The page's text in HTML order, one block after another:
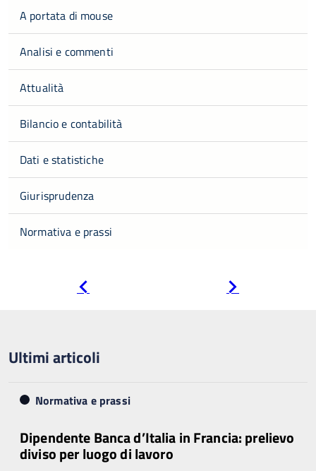
A portata di mouse
Analisi e commenti
Attualità
Bilancio e contabilità
Dati e statistiche
Giurisprudenza
Normativa e prassi
Ultimi articoli
Normativa e prassi
Dipendente Banca d’Italia in Francia: prelievo
diviso per luogo di lavoro